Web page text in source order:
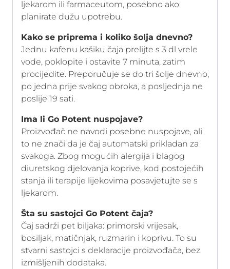
ljekarom ili farmaceutom, posebno ako
planirate dužu upotrebu.
Kako se priprema i koliko šolja dnevno?
Jednu kafenu kašiku čaja prelijte s 3 dl vrele
vode, poklopite i ostavite 7 minuta, zatim
procijedite. Preporučuje se do tri šolje dnevno,
po jedna prije svakog obroka, a posljednja ne
poslije 19 sati.
Ima li Go Potent nuspojave?
Proizvođač ne navodi posebne nuspojave, ali
to ne znači da je čaj automatski prikladan za
svakoga. Zbog mogućih alergija i blagog
diuretskog djelovanja koprive, kod postojećih
stanja ili terapije lijekovima posavjetujte se s
ljekarom.
Šta su sastojci Go Potent čaja?
Čaj sadrži pet biljaka: primorski vrijesak,
bosiljak, matičnjak, ruzmarin i koprivu. To su
stvarni sastojci s deklaracije proizvođača, bez
izmišljenih dodataka.